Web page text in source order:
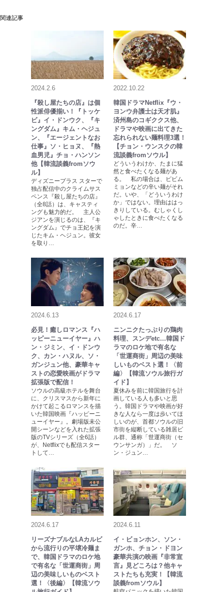
関連記事
2024.2.6
『殺し屋たちの店』は個
性派俳優揃い！『トッケ
ビ』イ・ドンウク、『キ
ングダム』キム・ヘジュ
ン、『エージェントなお
仕事』ソ・ヒョヌ、『熱
血男児』チョ・ハンソン
他【韓流談義fromソウ
ル】
ディズニープラス スターで
独占配信中のクライムサス
ペンス『殺し屋たちの店』
（全8話）は、キャスティ
ングも魅力的だ。 主人公
ジアンを演じるのは、『キ
ングダム』でチョ王妃を演
じたキム・ヘジュン。彼女
を取り…
2022.10.22
韓国ドラマNetflix『ウ・
ヨンウ弁護士は天才肌』
済州島のコギククス他、
ドラマや映画に出てきた
忘れられない麺料理3選！
【チョン・ウンスクの韓
流談義fromソウル】
どういうわけか、たまに猛
然と食べたくなる麺があ
る。 私の場合は、ピビム
ミョンなどの辛い麺がそれ
だ。いや、「どういうわけ
か」ではない。理由ははっ
きりしている。むしゃくし
ゃしたときに食べたくなる
のだ。辛…
2024.6.13
必見！癒しロマンス『ハ
ッピーニューイヤー』ハ
ン・ジミン、イ・ドンウ
ク、カン・ハヌル、ソ・
ガンジュン他、豪華キャ
ストの恋愛映画がドラマ
拡張版で配信！
ソウルの高級ホテルを舞台
に、クリスマスから新年に
かけて起こるロマンスを描
いた韓国映画『ハッピーニ
ューイヤー』。劇場版未公
開シーンなどを入れた拡張
版のTVシリーズ（全6話）
が、Netflixでも配信スター
トして…
2024.6.17
ニンニクたっぷりの鶏肉
料理、スンデetc…韓国ド
ラマのロケ地で有名な
「世運商街」周辺の美味
しいものベスト選！〈前
編〉【韓流ソウル旅行ガ
イド】
夏休みを前に韓国旅行を計
画している人も多いと思
う。韓国ドラマや映画が好
きな人なら一度は歩いてほ
しいのが、首都ソウルの旧
市街を縦断している雑居ビ
ル群、通称「世運商街（セ
ウンサンガ）」だ。 ソ
ン・ジュン…
2024.6.17
リーズナブルなLAカルビ
から流行りの平壌冷麺ま
で、韓国ドラマのロケ地
で有名な「世運商街」周
辺の美味しいものベスト
選！〈後編〉【韓流ソウ
2024.6.11
イ・ビョンホン、ソン・
ガンホ、チョン・ドヨン
豪華共演の映画『非常宣
言』見どころは？他キャ
ストたちも充実！【韓流
談義fromソウル】